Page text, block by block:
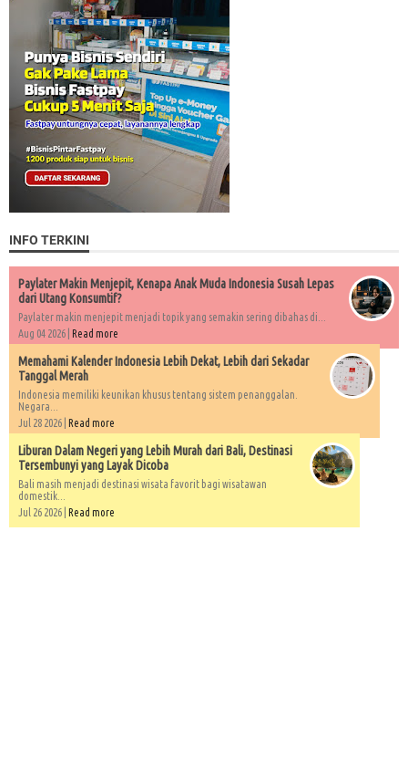
INFO TERKINI
Paylater Makin Menjepit, Kenapa Anak Muda Indonesia Susah Lepas
dari Utang Konsumtif?
Paylater makin menjepit menjadi topik yang semakin sering dibahas di...
Aug 04 2026 | Read more
Memahami Kalender Indonesia Lebih Dekat, Lebih dari Sekadar
Tanggal Merah
Indonesia memiliki keunikan khusus tentang sistem penanggalan.
Negara...
Jul 28 2026 | Read more
Liburan Dalam Negeri yang Lebih Murah dari Bali, Destinasi
Tersembunyi yang Layak Dicoba
Bali masih menjadi destinasi wisata favorit bagi wisatawan
domestik...
Jul 26 2026 | Read more